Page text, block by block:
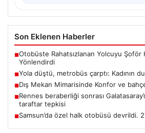
Son Eklenen Haberler
■Otobüste Rahatsızlanan Yolcuyu Şoför
Yönlendirdi
■Yola düştü, metrobüs çarptı: Kadının
■Dış Mekan Mimarisinde Konfor ve
■Rennes beraberliği sonrası
taraftar tepkisi
■Samsun’da özel halk otobüsü devrildi.